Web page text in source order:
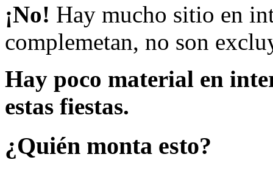
¡No! Hay mucho sitio en
complemetan, no son
Hay poco material en
estas fiestas.
¿Quién monta esto?